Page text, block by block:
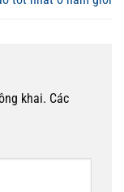
khai. Các